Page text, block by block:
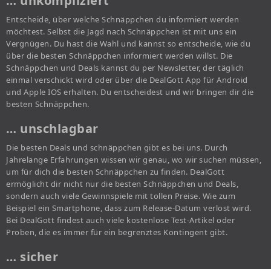
Entscheide, über welche Schnäppchen du informiert werden
möchtest. Selbst die Jagd nach Schnäppchen ist mit uns ein
Vergnügen. Du hast die Wahl und kannst so entscheide, wie du
über die besten Schnäppchen informiert werden willst. Die
Schnäppchen und Deals kannst du per Newsletter, der täglich
einmal verschickt wird oder über die DealGott App für Android
und Apple IOS erhalten. Du entscheidest und wir bringen dir die
besten Schnäppchen.
… unschlagbar
Die besten Deals und schnäppchen gibt es bei uns. Durch
Jahrelange Erfahrungen wissen wir genau, wo wir suchen müssen,
um für dich die besten Schnäppchen zu finden. DealGott
ermöglicht dir nicht nur die besten Schnäppchen und Deals,
sondern auch viele Gewinnspiele mit tollen Preise. Wie zum
Beispiel ein Smartphone, dass zum Release-Datum verlost wird.
Bei DealGott findest auch viele kostenlose Test-Artikel oder
Proben, die es immer für ein begrenztes Kontingent gibt.
… sicher